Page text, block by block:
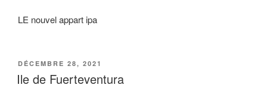
LE nouvel appart ipa
PUBLIÉ
LE
DÉCEMBRE 28, 2021
Ile de Fuerteventura